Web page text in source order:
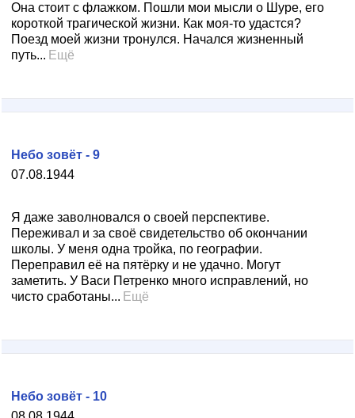
Она стоит с флажком. Пошли мои мысли о Шуре, его
короткой трагической жизни. Как моя-то удастся?
Поезд моей жизни тронулся. Начался жизненный
путь... Ещё
07.08.1944
Небо зовёт - 9
Я даже заволновался о своей перспективе.
Переживал и за своё свидетельство об окончании
школы. У меня одна тройка, по географии.
Переправил её на пятёрку и не удачно. Могут
заметить. У Васи Петренко много исправлений, но
чисто сработаны... Ещё
Небо зовёт - 10